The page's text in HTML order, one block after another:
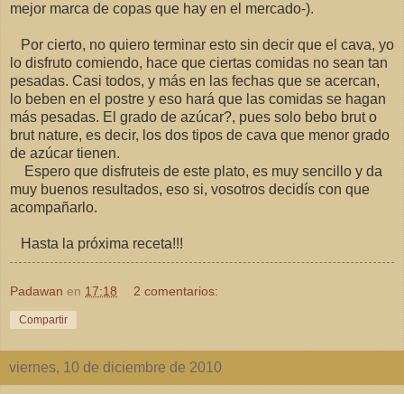
mejor marca de copas que hay en el mercado-).
Por cierto, no quiero terminar esto sin decir que el cava, yo
lo disfruto comiendo, hace que ciertas comidas no sean tan
pesadas. Casi todos, y más en las fechas que se acercan,
lo beben en el postre y eso hará que las comidas se hagan
más pesadas. El grado de azúcar?, pues solo bebo brut o
brut nature, es decir, los dos tipos de cava que menor grado
de azúcar tienen.
Espero que disfruteis de este plato, es muy sencillo y da
muy buenos resultados, eso si, vosotros decidís con que
acompañarlo.
Hasta la próxima receta!!!
Padawan en 17:18 2 comentarios:
Compartir
viernes, 10 de diciembre de 2010